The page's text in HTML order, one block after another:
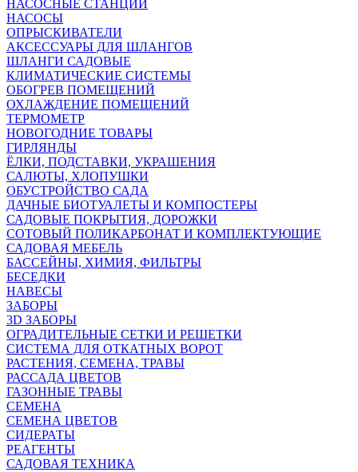
НАСОСНЫЕ СТАНЦИИ
НАСОСЫ
ОПРЫСКИВАТЕЛИ
АКСЕССУАРЫ ДЛЯ ШЛАНГОВ
ШЛАНГИ САДОВЫЕ
КЛИМАТИЧЕСКИЕ СИСТЕМЫ
ОБОГРЕВ ПОМЕЩЕНИЙ
ОХЛАЖДЕНИЕ ПОМЕЩЕНИЙ
ТЕРМОМЕТР
НОВОГОДНИЕ ТОВАРЫ
ГИРЛЯНДЫ
ЁЛКИ, ПОДСТАВКИ, УКРАШЕНИЯ
САЛЮТЫ, ХЛОПУШКИ
ОБУСТРОЙСТВО САДА
ДАЧНЫЕ БИОТУАЛЕТЫ И КОМПОСТЕРЫ
САДОВЫЕ ПОКРЫТИЯ, ДОРОЖКИ
СОТОВЫЙ ПОЛИКАРБОНАТ И КОМПЛЕКТУЮЩИЕ
САДОВАЯ МЕБЕЛЬ
БАССЕЙНЫ, ХИМИЯ, ФИЛЬТРЫ
БЕСЕДКИ
НАВЕСЫ
ЗАБОРЫ
3D ЗАБОРЫ
ОГРАДИТЕЛЬНЫЕ СЕТКИ И РЕШЕТКИ
СИСТЕМА ДЛЯ ОТКАТНЫХ ВОРОТ
РАСТЕНИЯ, СЕМЕНА, ТРАВЫ
РАССАДА ЦВЕТОВ
ГАЗОННЫЕ ТРАВЫ
СЕМЕНА
СЕМЕНА ЦВЕТОВ
СИДЕРАТЫ
РЕАГЕНТЫ
САДОВАЯ ТЕХНИКА